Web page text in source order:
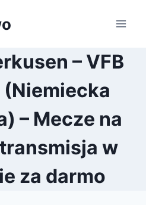
– VFB
– Mecze na
w
za darmo